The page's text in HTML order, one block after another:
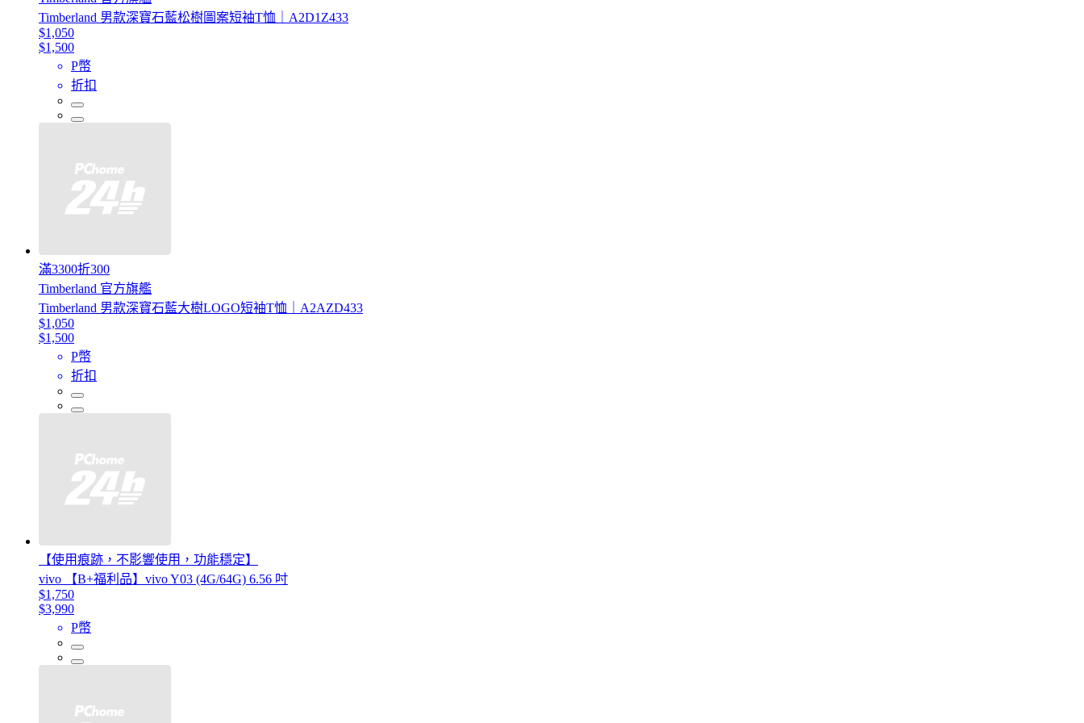
Timberland 男款深寶石藍松樹圖案短袖T恤｜A2D1Z433
$1,050
$1,500
P幣
折扣
滿3300折300
Timberland 官方旗艦
Timberland 男款深寶石藍大樹LOGO短袖T恤｜A2AZD433
$1,050
$1,500
P幣
折扣
【使用痕跡，不影響使用，功能穩定】
vivo 【B+福利品】vivo Y03 (4G/64G) 6.56 吋
$1,750
$3,990
P幣